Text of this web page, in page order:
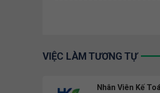
VIỆC LÀM TƯƠNG TỰ
Nhân Viên Kế